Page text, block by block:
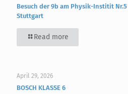
Besuch der 9b am Physik-Institit
Stuttgart
Read more
April 29, 2026
BOSCH KLASSE 6